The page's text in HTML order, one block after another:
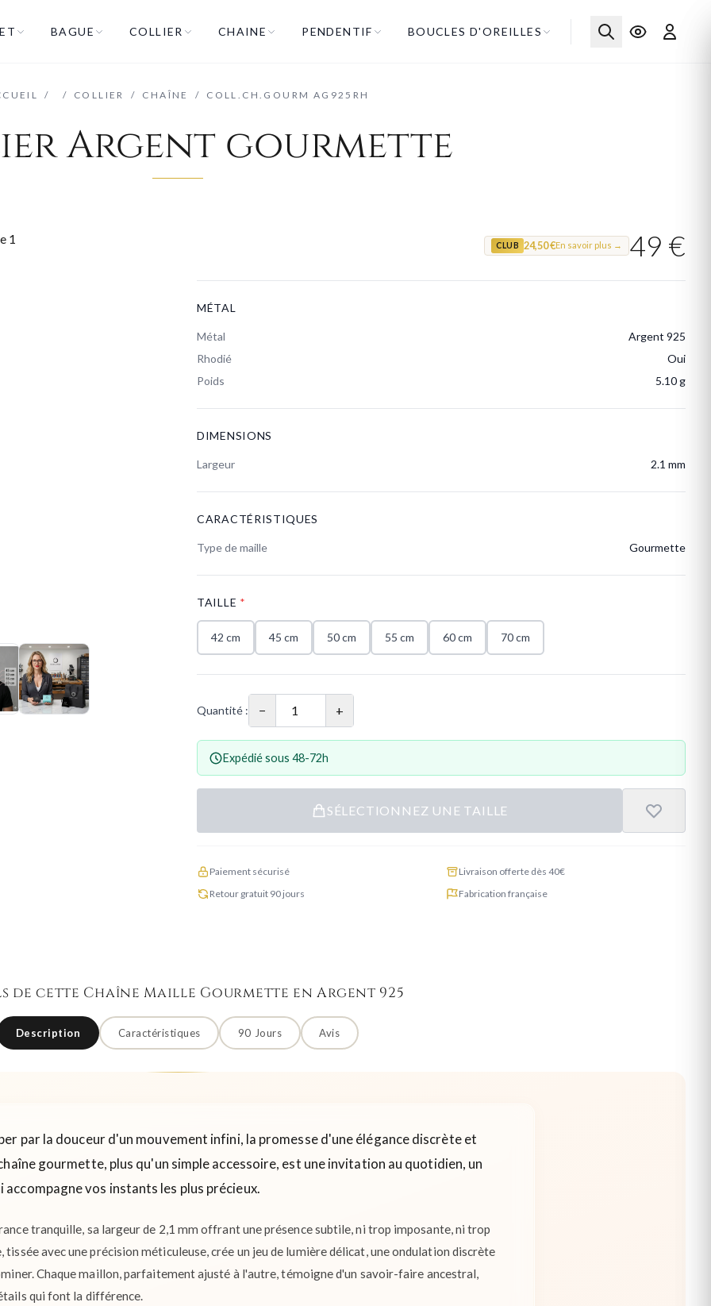
BAGUE COLLIER CHAINE PENDENTIF BOUCLES D'OREILLES
/ / COLLIER / CHAÎNE / COLL.CH.GOURM AG925RH
Argent gourmette
CLUB 24,50 €En savoir plus → 49 €
MÉTAL
Métal
Argent 925
Rhodié
Oui
Poids
5.10 g
DIMENSIONS
Largeur 2.1 mm
CARACTÉRISTIQUES
Type de maille Gourmette
TAILLE *
42 cm 45 cm 50 cm 55 cm 60 cm 70 cm
Quantité : − +
Expédié sous 48-72h
SÉLECTIONNEZ UNE TAILLE
Paiement sécurisé
Livraison offerte dès 40€
Retour gratuit 90 jours
Fabrication française
de cette Chaîne Maille Gourmette en Argent 925
Description Caractéristiques 90 Jours Avis
par la douceur d'un mouvement infini, la promesse d'une élégance discrète et
gourmette, plus qu'un simple accessoire, est une invitation au quotidien, un
vos instants les plus précieux.
tranquille, sa largeur de 2,1 mm offrant une présence subtile, ni trop imposante, ni trop
avec une précision méticuleuse, crée un jeu de lumière délicat, une ondulation discrète
Chaque maillon, parfaitement ajusté à l'autre, témoigne d'un savoir-faire ancestral,
qui font la différence.